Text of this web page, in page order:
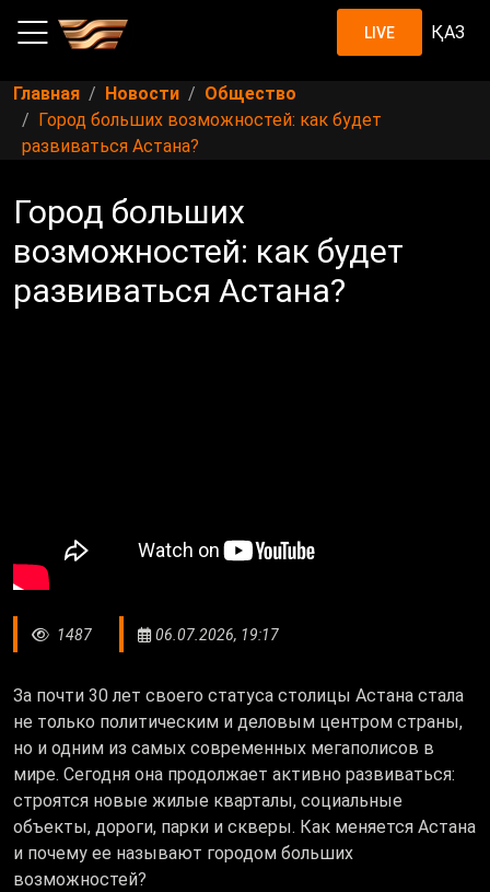
LIVE ҚАЗ
Главная Новости
Общество
Город больших возможностей: как будет
развиваться Астана?
Город больших
возможностей: как будет
развиваться Астана?
1487 06.07.2026, 19:17
За почти 30 лет своего статуса столицы Астана стала
не только политическим и деловым центром страны,
но и одним из самых современных мегаполисов в
мире. Сегодня она продолжает активно развиваться:
строятся новые жилые кварталы, социальные
объекты, дороги, парки и скверы. Как меняется Астана
и почему ее называют городом больших
возможностей?